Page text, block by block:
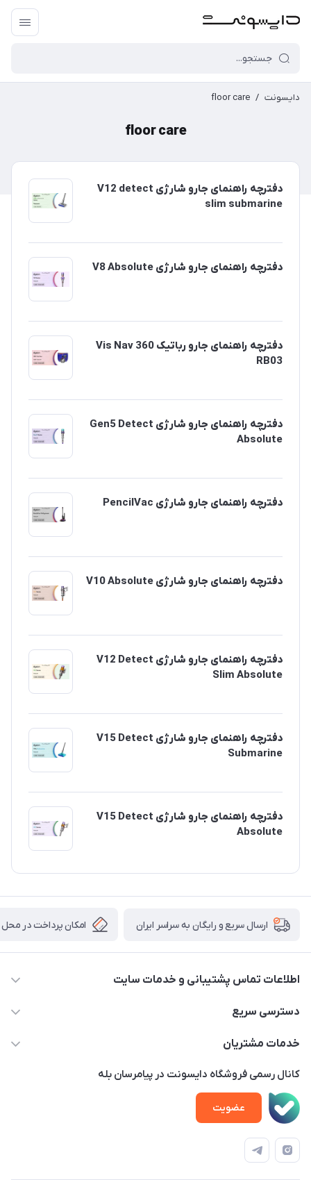
دایسونت /
floor care
floor care
دفترچه راهنمای جارو شارژی V12 detect
slim submarine
دفترچه راهنمای جارو شارژی V8 Absolute
دفترچه راهنمای جارو رباتیک Vis Nav 360
RB03
دفترچه راهنمای جارو شارژی Gen5 Detect
Absolute
دفترچه راهنمای جارو شارژی PencilVac
دفترچه راهنمای جارو شارژی V10 Absolute
دفترچه راهنمای جارو شارژی V12 Detect
Slim Absolute
دفترچه راهنمای جارو شارژی V15 Detect
Submarine
دفترچه راهنمای جارو شارژی V15 Detect
Absolute
ارسال سریع و رایگان به سراسر ایران امکان پرداخت در محل
اطلاعات تماس پشتیبانی و خدمات سایت
02122913970 داخلی 219
پلاک 23 – طبقه 3
دسترسی سریع
خانه
ویدئو‌های آموزشی
دفترچه راهنمای محصولات
درباره ما
خدمات مشتریان
امور مشتریان
حساب کاربری
قوانین و مقررات
کانال رسمی فروشگاه دایسونت در پیامرسان بله
عضویت